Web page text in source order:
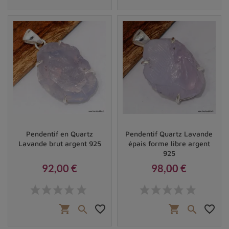
Pendentif en Quartz
Lavande brut argent 925
92,00 €
shopping_cart  favorite_border
Pendentif Quartz Lavande
épais forme libre argent
925
98,00 €
shopping_cart  favorite_border